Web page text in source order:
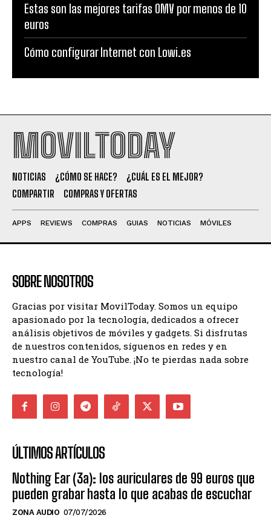
Estas son las mejores tarifas OMV por menos de 10
euros
Cómo configurar Internet con Lowi.es
MOVILTODAY
NOTICIAS ¿CÓMO SE HACE?
¿CUÁL ES EL MEJOR?
COMPARTIR
COMPRAS Y OFERTAS
APPS REVIEWS COMPRAS GUIAS NOTICIAS MÓVILES
SOBRE NOSOTROS
Gracias por visitar MovilToday. Somos un equipo
apasionado por la tecnología, dedicados a ofrecer
análisis objetivos de móviles y gadgets. Si disfrutas
de nuestros contenidos, síguenos en redes y en
nuestro canal de YouTube. ¡No te pierdas nada sobre
tecnología!
ÚLTIMOS ARTÍCULOS
Nothing Ear (3a): los auriculares de 99 euros que
pueden grabar hasta lo que acabas de escuchar
ZONA AUDIO 07/07/2026